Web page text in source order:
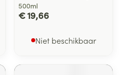
500ml
€ 19,66
Niet beschikbaar